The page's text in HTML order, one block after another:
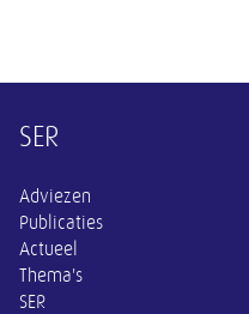
Overige informatie
SER
Adviezen
Publicaties
Actueel
Thema's
SER